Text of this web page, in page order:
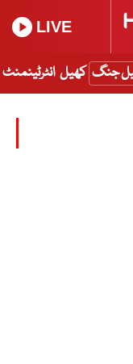
LIVE
جنگ کھیل انٹرٹینمنٹ